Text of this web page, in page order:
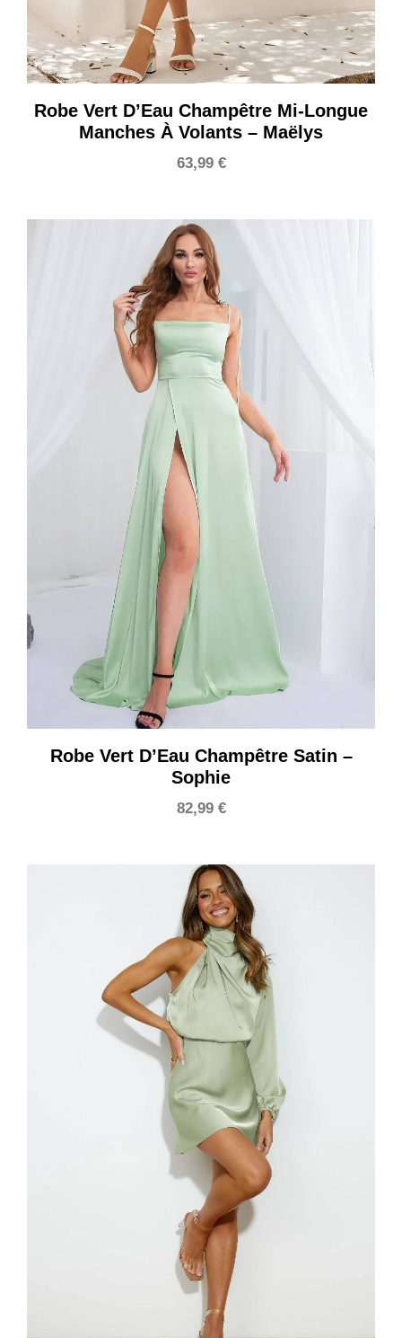
Robe Vert D’Eau Champêtre Mi-Longue
Manches À Volants – Maëlys
63,99 €
Robe Vert D’Eau Champêtre Satin –
Sophie
82,99 €